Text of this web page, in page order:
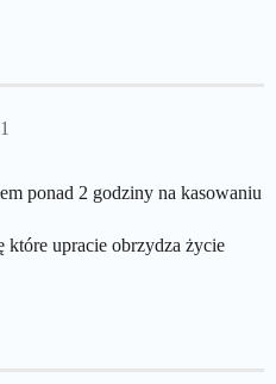
ponad 2 godziny na kasowaniu
które upracie obrzydza życie